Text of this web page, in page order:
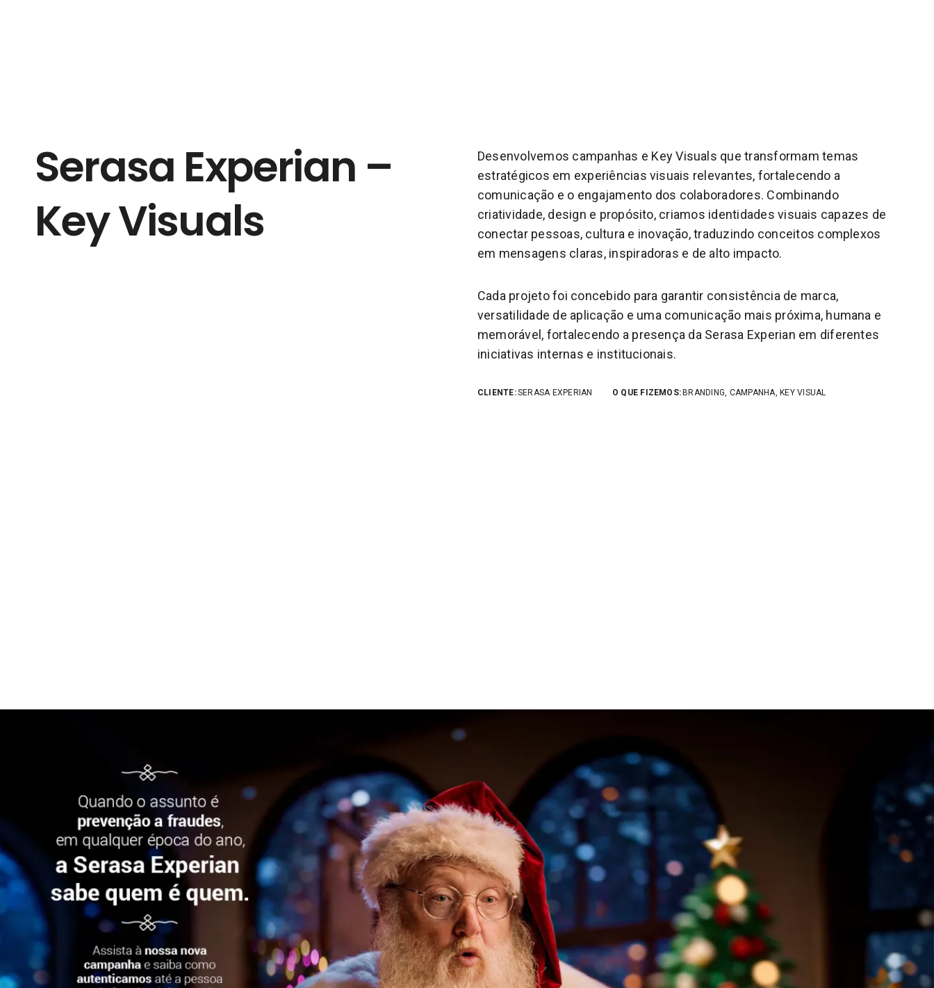
Serasa Experian –
Key Visuals
Desenvolvemos campanhas e Key Visuals que transformam temas
estratégicos em experiências visuais relevantes, fortalecendo a
comunicação e o engajamento dos colaboradores. Combinando
criatividade, design e propósito, criamos identidades visuais capazes de
conectar pessoas, cultura e inovação, traduzindo conceitos complexos
em mensagens claras, inspiradoras e de alto impacto.
Cada projeto foi concebido para garantir consistência de marca,
versatilidade de aplicação e uma comunicação mais próxima, humana e
memorável, fortalecendo a presença da Serasa Experian em diferentes
iniciativas internas e institucionais.
CLIENTE:SERASA EXPERIAN O QUE FIZEMOS: BRANDING, CAMPANHA, KEY VISUAL